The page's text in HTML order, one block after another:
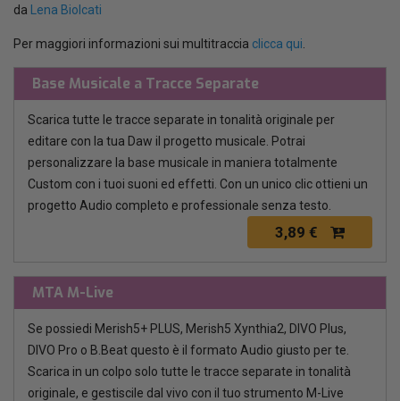
da
Lena Biolcati
Per maggiori informazioni sui multitraccia clicca qui
Base Musicale a Tracce Separate
Scarica tutte le tracce separate in tonalità originale per
editare con la tua Daw il progetto musicale. Potrai
personalizzare la base musicale in maniera totalmente
Custom con i tuoi suoni ed effetti. Con un unico clic ottieni un
progetto Audio completo e professionale senza testo.
3,89 €
MTA M-Live
Se possiedi Merish5+ PLUS, Merish5 Xynthia2, DIVO Plus,
DIVO Pro o B.Beat questo è il formato Audio giusto per te.
Scarica in un colpo solo tutte le tracce separate in tonalità
originale, e gestiscile dal vivo con il tuo strumento M-Live